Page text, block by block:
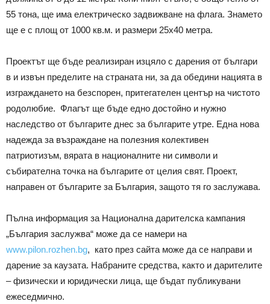
55 тона, ще има електрическо задвижване на флага. Знамето
ще е с площ от 1000 кв.м. и размери 25х40 метра.
Проектът ще бъде реализиран изцяло с дарения от българи
в и извън пределите на страната ни, за да обедини нацията в
изграждането на безспорен, притегателен център на чистото
родолюбие. Флагът ще бъде едно достойно и нужно
наследство от българите днес за българите утре. Една нова
надежда за възраждане на полезния колективен
патриотизъм, вярата в националните ни символи и
събирателна точка на българите от целия свят. Проект,
направен от българите за България, защото тя го заслужава.
Пълна информация за Национална дарителска кампания
„България заслужва“ може да се намери на
www.pilon.rozhen.bg, като през сайта може да се направи и
дарение за каузата. Набраните средства, както и дарителите
– физически и юридически лица, ще бъдат публикувани
ежеседмично.